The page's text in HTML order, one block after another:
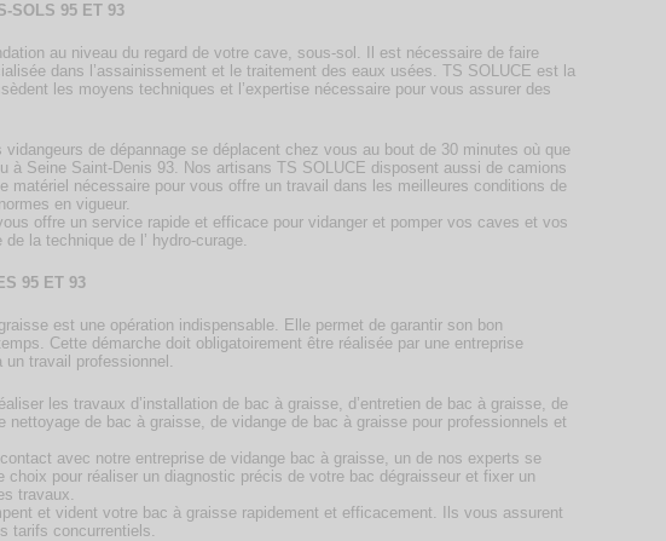
SOLS 95 ET 93
au niveau du regard de votre cave, sous-sol. Il est nécessaire de faire
dans l’assainissement et le traitement des eaux usées. TS SOLUCE est la
les moyens techniques et l’expertise nécessaire pour vous assurer des
vidangeurs de dépannage se déplacent chez vous au bout de 30 minutes où que
à Seine Saint-Denis 93. Nos artisans TS SOLUCE disposent aussi de camions
matériel nécessaire pour vous offre un travail dans les meilleures conditions de
en vigueur.
offre un service rapide et efficace pour vidanger et pomper vos caves et vos
la technique de l’ hydro-curage.
95 ET 93
est une opération indispensable. Elle permet de garantir son bon
Cette démarche doit obligatoirement être réalisée par une entreprise
travail professionnel.
les travaux d’installation de bac à graisse, d’entretien de bac à graisse, de
nettoyage de bac à graisse, de vidange de bac à graisse pour professionnels et
avec notre entreprise de vidange bac à graisse, un de nos experts se
choix pour réaliser un diagnostic précis de votre bac dégraisseur et fixer un
travaux.
et vident votre bac à graisse rapidement et efficacement. Ils vous assurent
tarifs concurrentiels.